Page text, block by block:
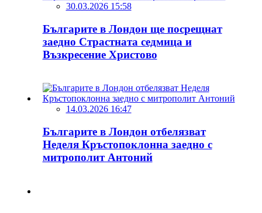
30.03.2026 15:58
Българите в Лондон ще посрещнат
заедно Страстната седмица и
Възкресение Христово
14.03.2026 16:47
Българите в Лондон отбелязват
Неделя Кръстопоклонна заедно с
митрополит Антоний